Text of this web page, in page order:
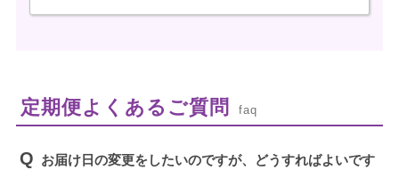
定期便よくあるご質問 faq
Q お届け日の変更をしたいのですが、どうすればよいです